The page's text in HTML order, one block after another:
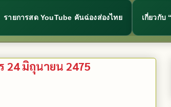
รายการสด YouTube คันฉ่องส่องไทย เกี่ยวกับ
24 มิถุนายน 2475